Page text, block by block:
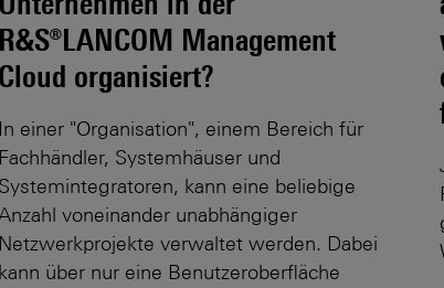
Unternehmen in der
R&S®LANCOM Management
Cloud organisiert?
In einer "Organisation", einem Bereich für
Fachhändler, Systemhäuser und
Systemintegratoren, kann eine beliebige
voneinander unabhängiger
Netzwerkprojekte verwaltet werden. Dabei
kann über nur eine Benutzeroberfläche